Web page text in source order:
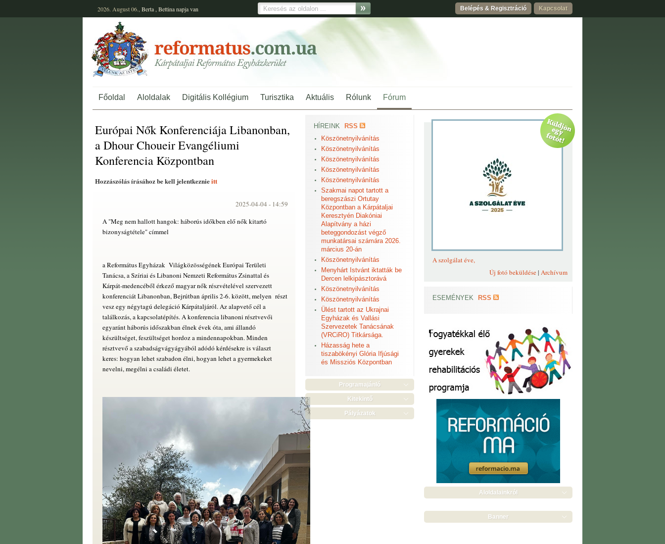
Belépés & Regisztráció Kapcsolat
2026. August 06., Berta , Bettinanapja van
Főoldal Aloldalak Digitális Kollégium Turisztika Aktuális Rólunk Fórum
Európai Nők Konferenciája Libanonban,
a Dhour Choueir Evangéliumi
Konferencia Központban
Hozzászólás írásához be kell jelentkeznieitt
2025-04-04 - 14:59
A "Meg nem hallott hangok: háborús időkben elő nők kitartó
bizonyságtétele" címmel
a Református Egyházak Világközösségének Európai Területi
Tanácsa, a Szíriai és Libanoni Nemzeti Református Zsinattal és
Kárpát-medencéből érkező magyar nők részvételével szervezett
konferenciát Libanonban, Bejrútban április 2-6. között, melyen részt
vesz egy négytagú delegáció Kárpátaljáról. Az alapvető cél a
találkozás, a kapcsolatépítés. A konferencia libanoni résztvevői
egyaránt háborús időszakban élnek évek óta, ami állandó
készültséget, feszültséget hordoz a mindennapokban. Minden
résztvevő a szabadságvágyágyából adódó kérdésekre is választ
keres: hogyan lehet szabadon élni, hogyan lehet a gyermekeket
nevelni, megélni a családi életet.
HÍREINK
RSS
Köszönetnyilvánítás
Köszönetnyilvánítás
Köszönetnyilvánítás
Köszönetnyilvánítás
Köszönetnyilvánítás
Szakmai napot tartott a
beregszászi Ortutay
Központban a Kárpátaljai
Keresztyén Diakóniai
Alapítvány a házi
beteggondozást végző
munkatársai számára 2026.
március 20-án
Köszönetnyilvánítás
Menyhárt Istvánt iktatták be
Dercen lelkipásztorává
Köszönetnyilvánítás
Köszönetnyilvánítás
Ülést tartott az Ukrajnai
Egyházak és Vallási
Szervezetek Tanácsának
(VRCiRO) Titkársága.
Házasság hete a
tiszabökényi Glória Ifjúsági
és Missziós Központban
Programajánló
Kitekintő
Pályázatok
A szolgálat éve,
Új fotó beküldése| Archívum
ESEMÉNYEK RSS
Aloldalainkról
Banner